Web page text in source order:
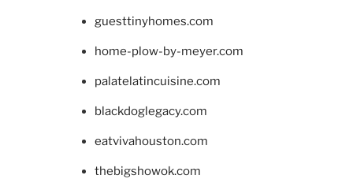
guesttinyhomes.com
home-plow-by-meyer.com
palatelatincuisine.com
blackdoglegacy.com
eatvivahouston.com
thebigshowok.com